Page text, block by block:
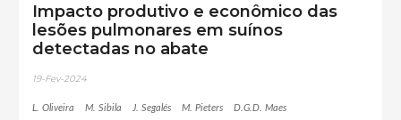
Impacto produtivo e econômico das
lesões pulmonares em suínos
detectadas no abate
19-Fev-2024
L. Oliveira M. Sibila J. Segalés M. Pieters D.G.D. Maes